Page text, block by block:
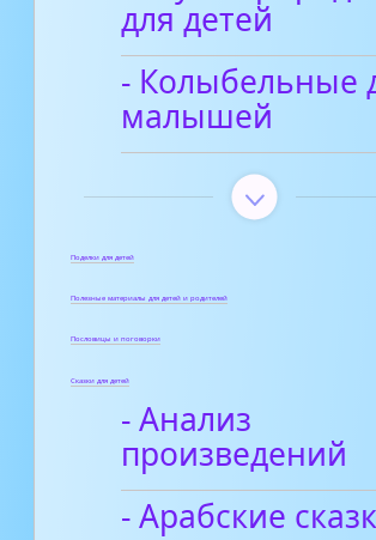
для детей
- Колыбельные
малышей
Поделки для детей
Полезные материалы для детей и родителей
Пословицы и поговорки
Сказки для детей
- Анализ
произведений
- Арабские